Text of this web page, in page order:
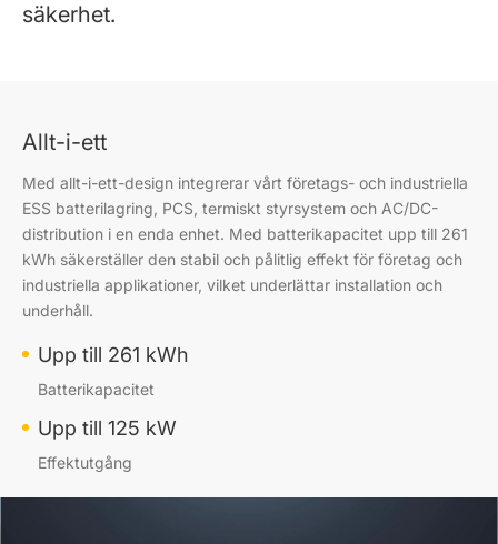
säkerhet.
Allt-i-ett
Med allt-i-ett-design integrerar vårt företags- och industriella
ESS batterilagring, PCS, termiskt styrsystem och AC/DC-
distribution i en enda enhet. Med batterikapacitet upp till 261
kWh säkerställer den stabil och pålitlig effekt för företag och
industriella applikationer, vilket underlättar installation och
underhåll.
Upp till 261 kWh
Batterikapacitet
Upp till 125 kW
Effektutgång